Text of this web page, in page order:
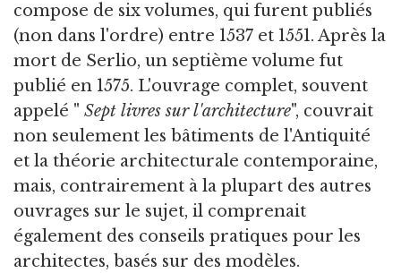
compose de six volumes, qui furent publiés
(non dans l'ordre) entre 1537 et 1551. Après la
mort de Serlio, un septième volume fut
publié en 1575. L'ouvrage complet, souvent
appelé " Sept livres sur l'architecture", couvrait
non seulement les bâtiments de l'Antiquité
et la théorie architecturale contemporaine,
mais, contrairement à la plupart des autres
ouvrages sur le sujet, il comprenait
également des conseils pratiques pour les
architectes, basés sur des modèles.